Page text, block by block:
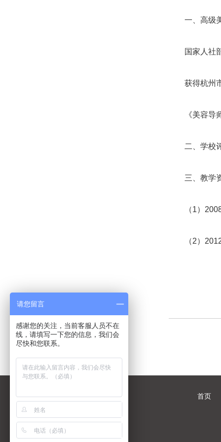
一、高级
国家人社部
获得杭州市
《美容导师
二、学校评
三、教学资
（1）2008-
（2）2012-
首页
请您留言
感谢您的关注，当前客服人员不在
线，请填写一下您的信息，我们会
尽快和您联系。